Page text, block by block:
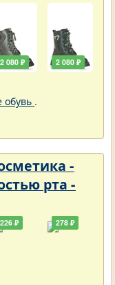
2 080 ₽ 2 080 ₽
обувь .
-
рта -
226 ₽ 278 ₽